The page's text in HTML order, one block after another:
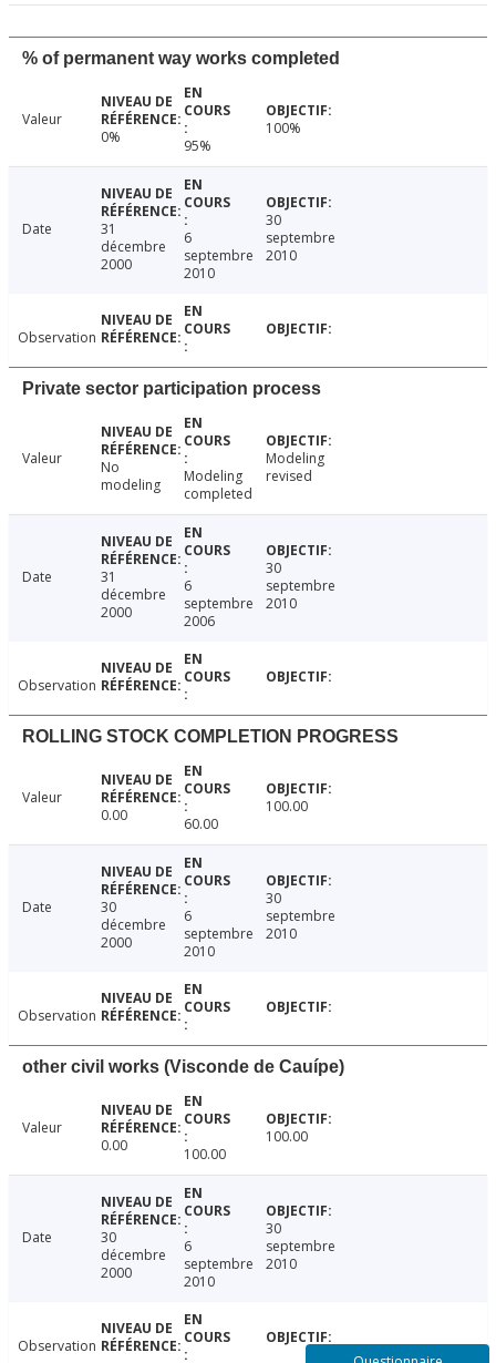
% of permanent way works completed
Valeur
0%
95%
100%
Date
31
décembre
2000
6
septembre
2010
30
septembre
2010
Observation
Private sector participation process
Valeur
No
modeling
Modeling
completed
Modeling
revised
Date
31
décembre
2000
6
septembre
2006
30
septembre
2010
Observation
ROLLING STOCK COMPLETION PROGRESS
Valeur
0.00
60.00
100.00
Date
30
décembre
2000
6
septembre
2010
30
septembre
2010
Observation
other civil works (Visconde de Cauípe)
Valeur
0.00
100.00
100.00
Date
30
décembre
2000
6
septembre
2010
30
septembre
2010
Observation